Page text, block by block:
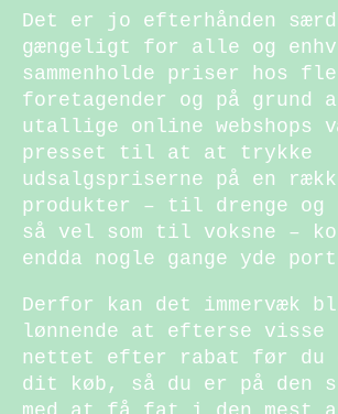
Det er jo efterhånden
gængeligt for alle og
sammenholde priser hos
foretagender og på grund
utallige online webshops
presset til at at trykke
udsalgspriserne på en
produkter – til drenge
så vel som til voksne –
endda nogle gange yde
Derfor kan det immervæk
lønnende at efterse visse
nettet efter rabat før du
dit køb, så du er på den